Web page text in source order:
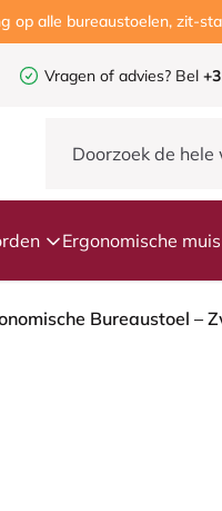
op alle bureaustoelen, zit-
Vragen of advies? Bel
Ergonomische muis
Bureaustoel –